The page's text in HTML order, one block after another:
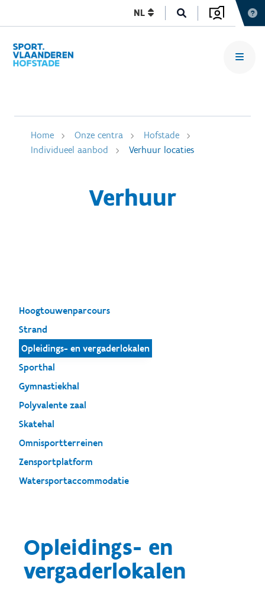
NL
Home Onze centra
Hofstade
Individueel aanbod
Verhuur locaties
Verhuur
Hoogtouwenparcours
Strand
Opleidings- en vergaderlokalen
Sporthal
Gymnastiekhal
Polyvalente zaal
Skatehal
Omnisportterreinen
Zensportplatform
Watersportaccommodatie
Opleidings- en
vergaderlokalen